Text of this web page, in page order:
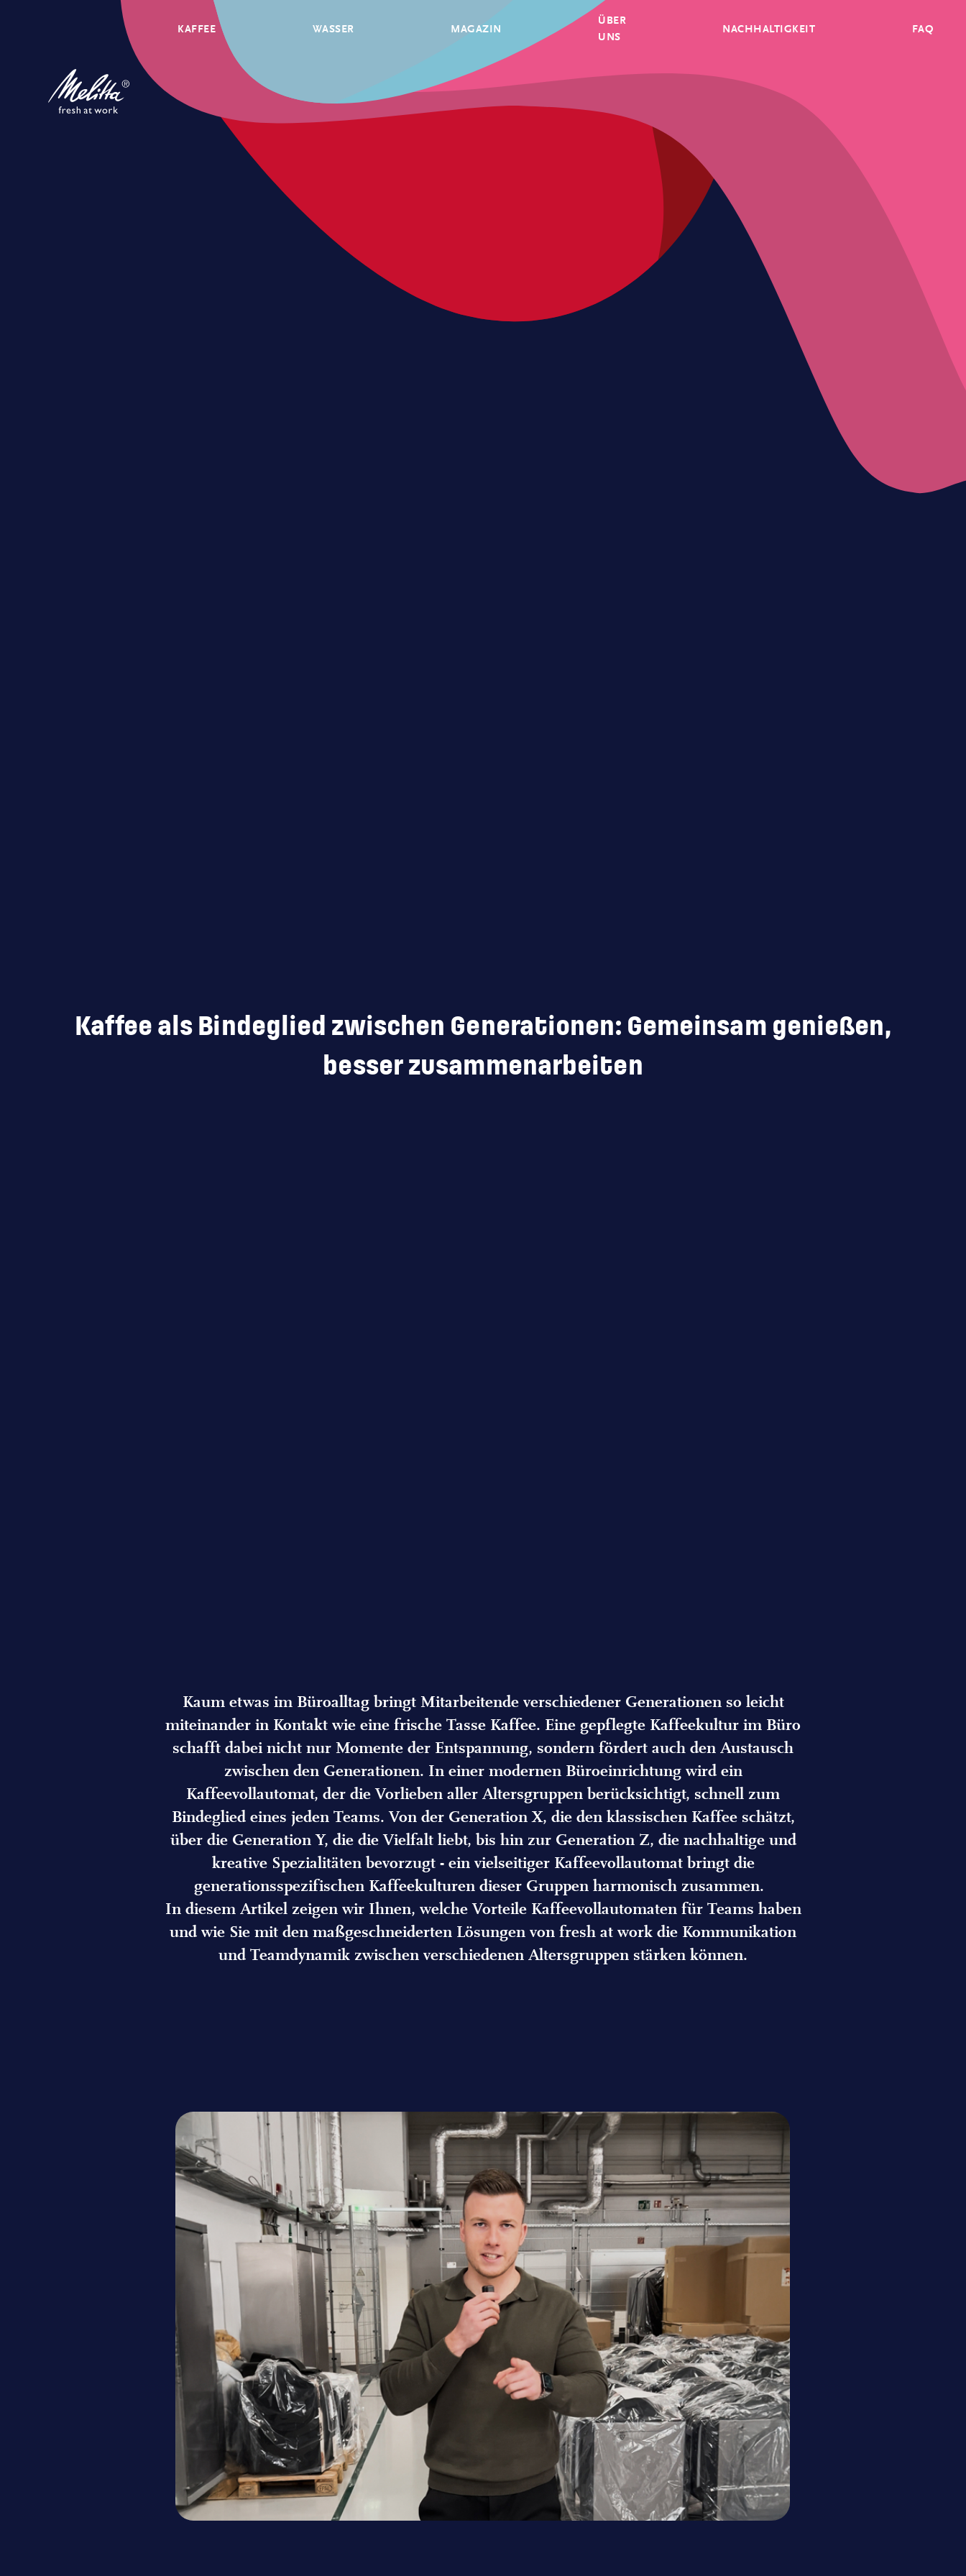
KAFFEE WASSER MAGAZIN
ÜBER
UNS
NACHHALTIGKEIT FAQ
Kaffee als Bindeglied zwischen Generationen: Gemeinsam genießen,
besser zusammenarbeiten
Kaum etwas im Büroalltag bringt Mitarbeitende verschiedener Generationen so leicht
miteinander in Kontakt wie eine frische Tasse Kaffee. Eine gepflegte Kaffeekultur im Büro
schafft dabei nicht nur Momente der Entspannung, sondern fördert auch den Austausch
zwischen den Generationen. In einer modernen Büroeinrichtung wird ein
Kaffeevollautomat, der die Vorlieben aller Altersgruppen berücksichtigt, schnell zum
Bindeglied eines jeden Teams. Von der Generation X, die den klassischen Kaffee schätzt,
über die Generation Y, die die Vielfalt liebt, bis hin zur Generation Z, die nachhaltige und
kreative Spezialitäten bevorzugt - ein vielseitiger Kaffeevollautomat bringt die
generationsspezifischen Kaffeekulturen dieser Gruppen harmonisch zusammen.
In diesem Artikel zeigen wir Ihnen, welche Vorteile Kaffeevollautomaten für Teams haben
und wie Sie mit den maßgeschneiderten Lösungen von fresh at work die Kommunikation
und Teamdynamik zwischen verschiedenen Altersgruppen stärken können.